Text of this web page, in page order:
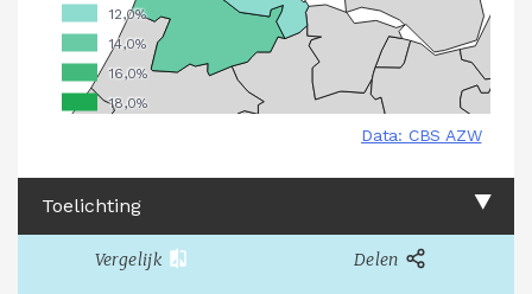
Toelichting
Vergelijk Delen